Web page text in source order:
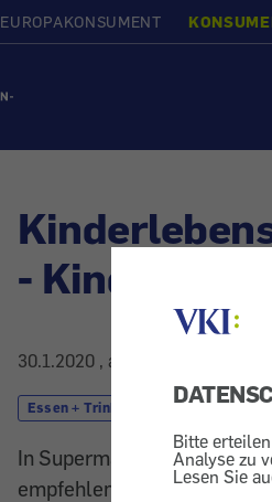
Bitte
Analyse zu
Lesen Sie
EUROPAKONSUMENT
-
30.1.2020 , aktualisiert am
Essen + Trinken
In Supermärkten und
empfehlenswert sind